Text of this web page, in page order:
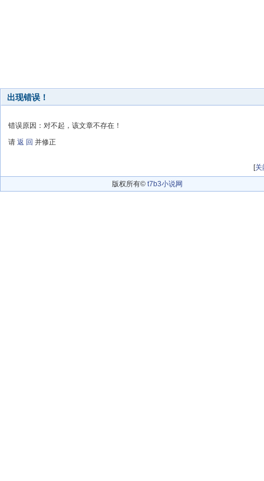
出现错误！
错误原因：对不起，该文章不存在！
请 返 回 并修正
[关
版权所有© t7b3小说网